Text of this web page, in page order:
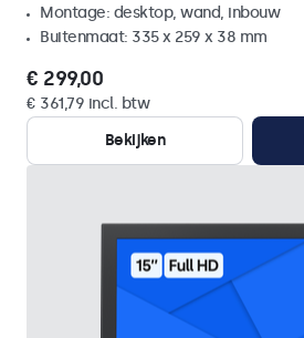
Montage: desktop, wand, inbouw
Buitenmaat: 335 x 259 x 38 mm
€ 299,00
€ 361,79 incl. btw
Bekijken